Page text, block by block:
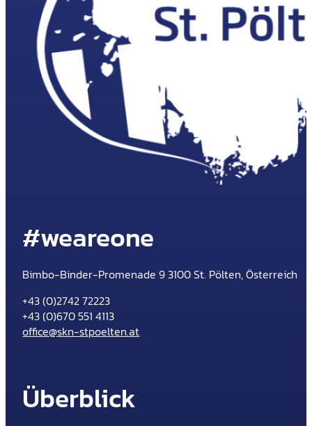
#weareone
Bimbo-Binder-Promenade 9 3100 St. Pölten, Österreich
+43 (0)2742 72223
+43 (0)670 551 4113
office@skn-stpoelten.at
Überblick